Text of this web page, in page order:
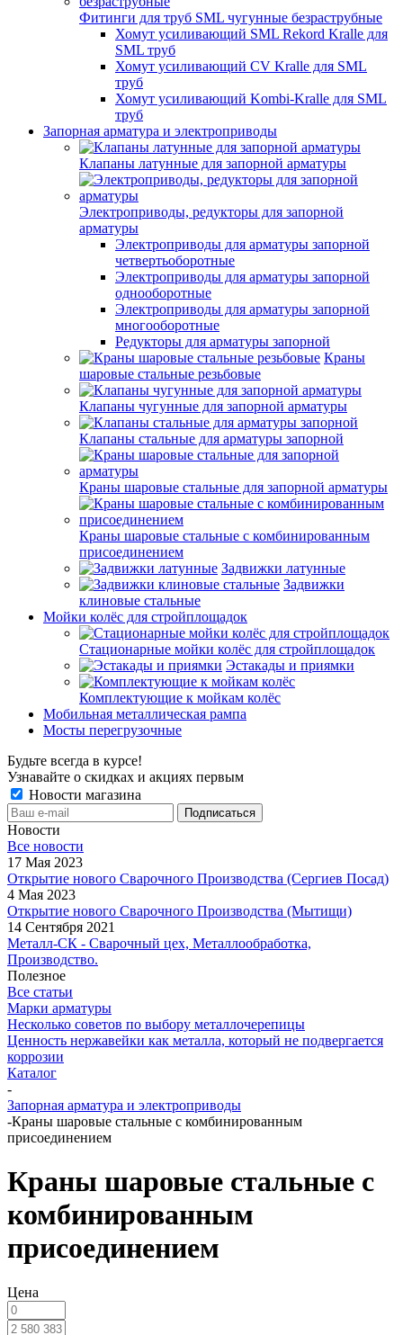
Фитинги для труб SML чугунные безраструбные
Хомут усиливающий SML Rekord Kralle для
SML труб
Хомут усиливающий CV Kralle для SML
труб
Хомут усиливающий Kombi-Kralle для SML
труб
Запорная арматура и электроприводы
Клапаны латунные для запорной арматуры
Электроприводы, редукторы для запорной
арматуры
Электроприводы для арматуры запорной
четвертьоборотные
Электроприводы для арматуры запорной
однооборотные
Электроприводы для арматуры запорной
многооборотные
Редукторы для арматуры запорной
Краны
шаровые стальные резьбовые
Клапаны чугунные для запорной арматуры
Клапаны стальные для арматуры запорной
Краны шаровые стальные для запорной арматуры
Краны шаровые стальные с комбинированным
присоединением
Задвижки латунные
Задвижки
клиновые стальные
Мойки колёс для стройплощадок
Стационарные мойки колёс для стройплощадок
Эстакады и приямки
Комплектующие к мойкам колёс
Мобильная металлическая рампа
Мосты перегрузочные
Будьте всегда в курсе!
Узнавайте о скидках и акциях первым
Новости магазина
Новости
Все новости
17 Мая 2023
Открытие нового Сварочного Производства (Сергиев Посад)
4 Мая 2023
Открытие нового Сварочного Производства (Мытищи)
14 Сентября 2021
Металл-СК - Сварочный цех, Металлообработка,
Производство.
Полезное
Все статьи
Марки арматуры
Несколько советов по выбору металлочерепицы
Ценность нержавейки как металла, который не подвергается
коррозии
Каталог
-
Запорная арматура и электроприводы
-Краны шаровые стальные с комбинированным
присоединением
Краны шаровые стальные с
комбинированным
присоединением
Цена